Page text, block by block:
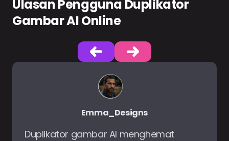
Ulasan Pengguna Duplikator
Gambar AI Online
Mark_SocialPro
Saya suka betapa sederhananya